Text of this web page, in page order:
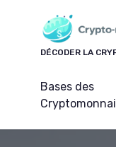
DÉCODER LA
Bases des